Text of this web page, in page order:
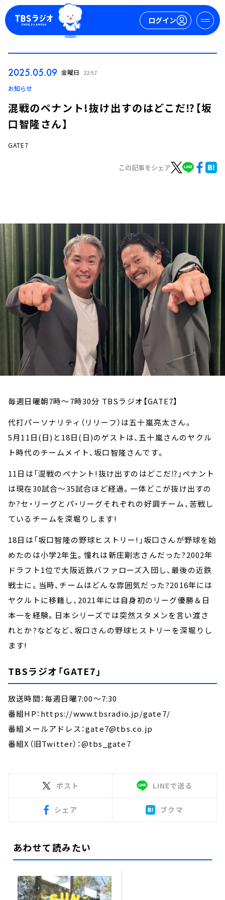
ログイン
お知らせ
イベント・グッズ
YouTube
会社情報
2025.05.09 金曜日 22:57
お知らせ
混戦のペナント!抜け出すのはどこだ⁉【坂
口智隆さん】
GATE7
この記事をシェア
毎週日曜朝7時～7時30分 TBSラジオ【GATE7】
代打パーソナリティ（リリーフ）は五十嵐亮太さん。
5月11日(日)と18日(日)のゲストは、五十嵐さんのヤクル
ト時代のチームメイト、坂口智隆さんです。
11日は「混戦のペナント!抜け出すのはどこだ⁉」ペナント
は現在30試合～35試合ほど経過。一体どこが抜け出すの
か?セ・リーグとパ・リーグそれぞれの好調チーム、苦戦し
ているチームを深堀りします!
18日は「坂口智隆の野球ヒストリー!」坂口さんが野球を始
めたのは小学2年生。憧れは新庄剛志さんだった?2002年
ドラフト1位で大阪近鉄バファローズ入団し、最後の近鉄
戦士に。当時、チームはどんな雰囲気だった?2016年には
ヤクルトに移籍し、2021年には自身初のリーグ優勝＆日
本一を経験。日本シリーズでは突然スタメンを言い渡さ
れとか?などなど、坂口さんの野球ヒストリーを深堀りし
ます!
TBSラジオ「GATE7」
放送時間：毎週日曜7:00～7:30
番組HP：https://www.tbsradio.jp/gate7/
番組メールアドレス：gate7@tbs.co.jp
番組X（旧Twitter）：@tbs_gate7
ポスト LINEで送る
シェア ブクマ
あわせて読みたい